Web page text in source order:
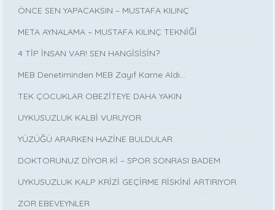
ÖNCE SEN YAPACAKSIN – MUSTAFA KILINÇ
META AYNALAMA – MUSTAFA KILINÇ TEKNİĞİ
4 TİP İNSAN VAR! SEN HANGİSİSİN?
MEB Denetiminden MEB Zayıf Karne Aldı…
TEK ÇOCUKLAR OBEZİTEYE DAHA YAKIN
UYKUSUZLUK KALBİ VURUYOR
YÜZÜĞÜ ARARKEN HAZİNE BULDULAR
DOKTORUNUZ DİYOR Kİ – SPOR SONRASI BADEM
UYKUSUZLUK KALP KRİZİ GEÇİRME RİSKİNİ ARTIRIYOR
ZOR EBEVEYNLER